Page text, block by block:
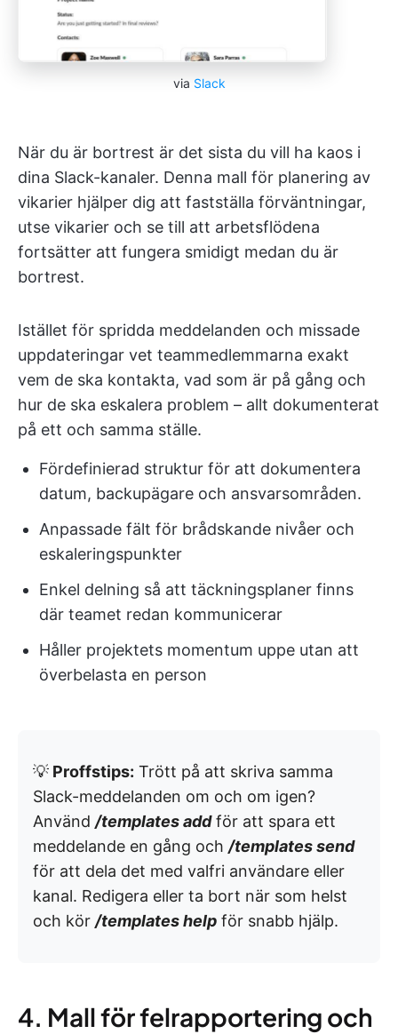
via Slack
När du är bortrest är det sista du vill ha kaos i
dina Slack-kanaler. Denna mall för planering av
vikarier hjälper dig att fastställa förväntningar,
utse vikarier och se till att arbetsflödena
fortsätter att fungera smidigt medan du är
bortrest.
Istället för spridda meddelanden och missade
uppdateringar vet teammedlemmarna exakt
vem de ska kontakta, vad som är på gång och
hur de ska eskalera problem – allt dokumenterat
på ett och samma ställe.
Fördefinierad struktur för att dokumentera
datum, backupägare och ansvarsområden.
Anpassade fält för brådskande nivåer och
eskaleringspunkter
Enkel delning så att täckningsplaner finns
där teamet redan kommunicerar
Håller projektets momentum uppe utan att
överbelasta en person
💡 Proffstips: Trött på att skriva samma
Slack-meddelanden om och om igen?
Använd /templates addför att spara ett
meddelande en gång och /templates send
för att dela det med valfri användare eller
kanal. Redigera eller ta bort när som helst
och kör /templates help för snabb hjälp.
4. Mall för felrapportering och